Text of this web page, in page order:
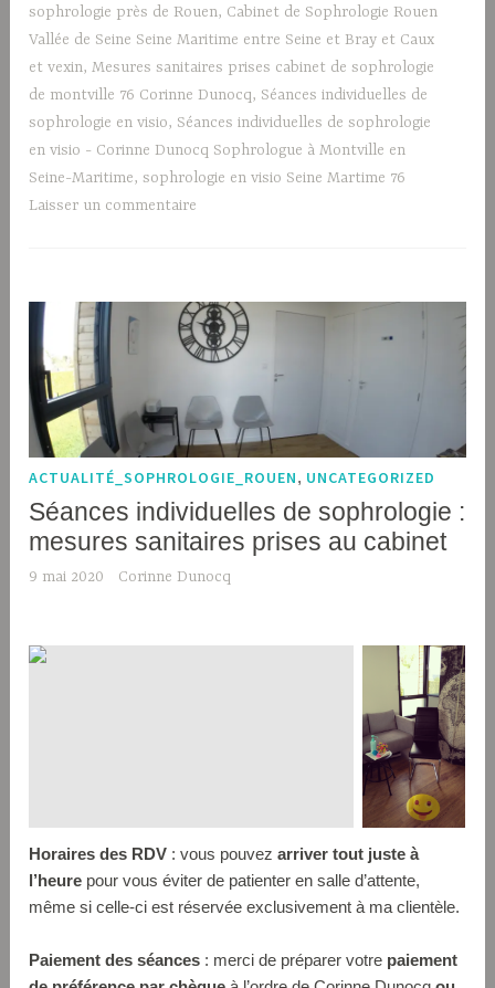
sophrologie près de Rouen, Cabinet de Sophrologie Rouen
Vallée de Seine Seine Maritime entre Seine et Bray et Caux
et vexin,Mesures sanitaires prises cabinet de sophrologie
de montville 76 Corinne Dunocq, Séances individuelles de
sophrologie en visio, Séances individuelles de sophrologie
en visio - Corinne Dunocq Sophrologue à Montville en
Seine-Maritime,sophrologie en visio Seine Martime 76
Laisser un commentaire
ACTUALITÉ_SOPHROLOGIE_ROUEN, UNCATEGORIZED
Séances individuelles de sophrologie :
mesures sanitaires prises au cabinet
9 mai 2020 Corinne Dunocq
Horaires des RDV : vous pouvezarriver tout juste à
l’heure pour vous éviter de patienter en salle d’attente,
même si celle-ci est réservée exclusivement à ma clientèle.
Paiement des séances : merci de préparer votre paiement